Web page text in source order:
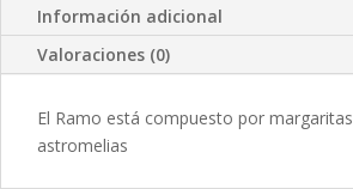
Información adicional
Valoraciones (0)
El Ramo está compuesto por
astromelias